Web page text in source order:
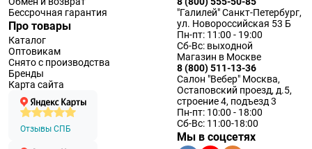
Бессрочная гарантия
Про товары
Каталог
Оптовикам
Снято с производства
Бренды
Карта сайта
Отзывы СПБ
"Галилей" Санкт-Петербург,
ул. Новороссийская 53 Б
Пн-пт: 11:00 - 19:00
Сб-Вс: выходной
Магазин в Москве
8 (800) 511-13-36
Салон "Вебер" Москва,
Остаповский проезд, д.5,
строение 4, подъезд 3
Пн-пт: 10:00 - 18:00
Сб-Вс: 11:00-18:00
Мы в соцсетях